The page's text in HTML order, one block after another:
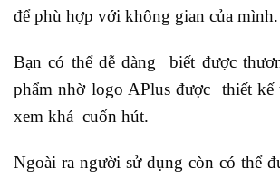
để phù hợp với không gian của mình.
Bạn có thể dễ dàng biết được
phẩm nhờ logo APlus được thiết kế
xem khá cuốn hút.
Ngoài ra người sử dụng còn có thể